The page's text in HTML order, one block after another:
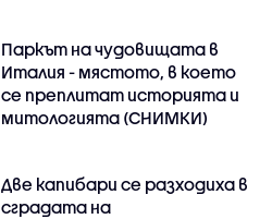
Паркът на чудовищата в
Италия - мястото, в което
се преплитат историята и
митологията (СНИМКИ)
Две капибари се разходиха в
сградата на